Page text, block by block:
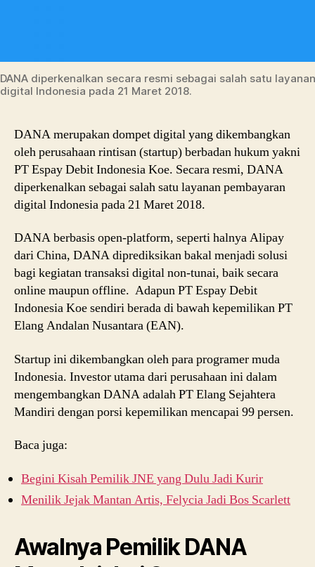
DANA diperkenalkan secara resmi sebagai salah satu
digital Indonesia pada 21 Maret 2018.
DANA merupakan dompet digital yang dikembangkan
oleh perusahaan rintisan (startup) berbadan hukum yakni
PT Espay Debit Indonesia Koe. Secara resmi, DANA
diperkenalkan sebagai salah satu layanan pembayaran
digital Indonesia pada 21 Maret 2018.
DANA berbasis open-platform, seperti halnya Alipay
dari China, DANA diprediksikan bakal menjadi solusi
bagi kegiatan transaksi digital non-tunai, baik secara
online maupun offline. Adapun PT Espay Debit
Indonesia Koe sendiri berada di bawah kepemilikan PT
Elang Andalan Nusantara (EAN).
Startup ini dikembangkan oleh para programer muda
Indonesia. Investor utama dari perusahaan ini dalam
mengembangkan DANA adalah PT Elang Sejahtera
Mandiri dengan porsi kepemilikan mencapai 99 persen.
Baca juga:
Begini Kisah Pemilik JNE yang Dulu Jadi Kurir
Menilik Jejak Mantan Artis, Felycia Jadi Bos Scarlett
Awalnya Pemilik DANA